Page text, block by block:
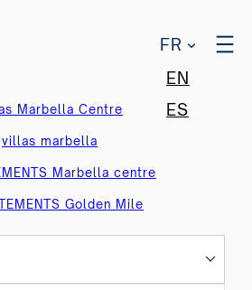
FR
EN
ES
Marbella Centre
villas marbella
Marbella centre
Golden Mile